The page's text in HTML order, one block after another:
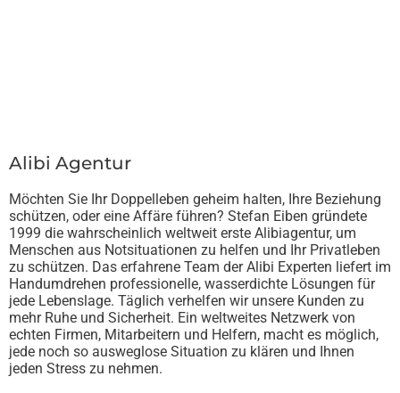
Alibi Agentur
Möchten Sie Ihr Doppelleben geheim halten, Ihre Beziehung
schützen, oder eine Affäre führen? Stefan Eiben gründete
1999 die wahrscheinlich weltweit erste Alibiagentur, um
Menschen aus Notsituationen zu helfen und Ihr Privatleben
zu schützen. Das erfahrene Team der Alibi Experten liefert im
Handumdrehen professionelle, wasserdichte Lösungen für
jede Lebenslage. Täglich verhelfen wir unsere Kunden zu
mehr Ruhe und Sicherheit. Ein weltweites Netzwerk von
echten Firmen, Mitarbeitern und Helfern, macht es möglich,
jede noch so ausweglose Situation zu klären und Ihnen
jeden Stress zu nehmen.